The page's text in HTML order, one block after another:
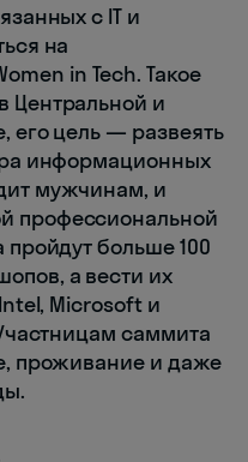
с IT и
на
in Tech. Такое
Центральной и
его цель — развеять
информационных
мужчинам, и
профессиональной
больше 100
а вести их
Microsoft и
саммита
проживание и даже